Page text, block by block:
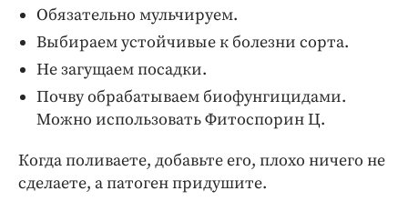
Обязательно мульчируем.
Выбираем устойчивые к болезни сорта.
Не загущаем посадки.
Почву обрабатываем биофунгицидами.
Можно использовать Фитоспорин Ц.
Когда поливаете, добавьте его, плохо ничего не
сделаете, а патоген придушите.